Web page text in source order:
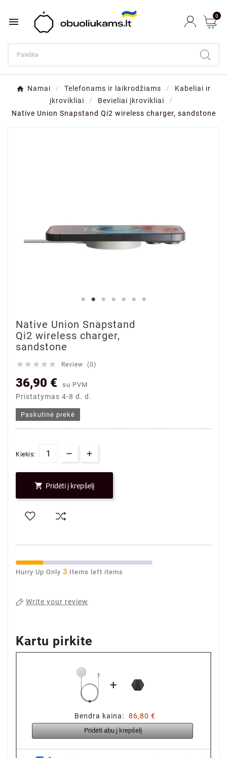
 0
Namai Telefonams ir laikrodžiams
Kabeliai ir
įkrovikliai
Bevieliai įkrovikliai
Native Union Snapstand Qi2 wireless charger, sandstone
Native Union Snapstand
Qi2 wireless charger,
sandstone
     Review (0)
36,90 € su PVM
Pristatymas 4-8 d. d.
Paskutinė prekė
Kiekis:
 Pridėti į krepšelį
Hurry Up Only 3 Items left items
Write your review
Kartu pirkite
+
Bendra kaina: 86,80 €
Pridėti abu į krepšelį